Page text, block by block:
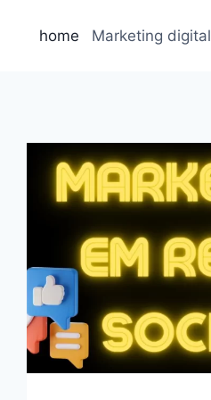
home Marketing digital